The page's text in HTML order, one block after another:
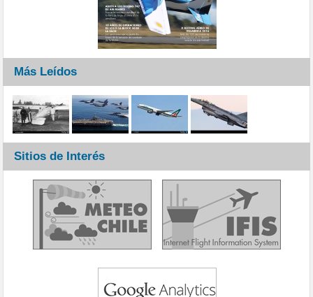
Más Leídos
Sitios de Interés